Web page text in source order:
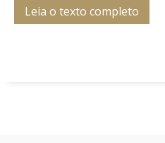
Leia o texto completo